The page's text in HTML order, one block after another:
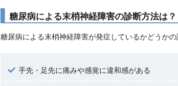
糖尿病による末梢神経障害の診断方法は？
糖尿病による末梢神経障害が発症しているかどうか
手先・足先に痛みや感覚に違和感がある